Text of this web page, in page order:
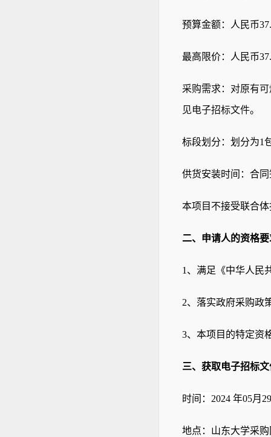
预算金额：人民币
最高限价：人民币
采购需求：对原有
见电子招标文件。
标段划分：划分为1
供货安装时间： 合
本项目不接受联合
二、申请人的资格
1 、满足《中华人民
2、落实政府采购政
3、本项目的特定资
三、获取电子招标
时间： 2024 年05月 29
地点： 山东大学采